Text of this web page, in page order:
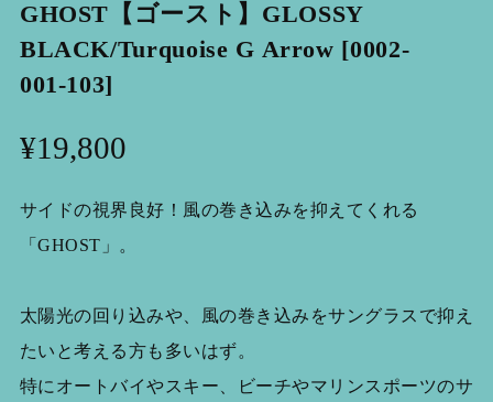
GHOST【ゴースト】GLOSSY
BLACK/Turquoise G Arrow [0002-
001-103]
¥19,800
サイドの視界良好！風の巻き込みを抑えてくれる
「GHOST」。
太陽光の回り込みや、風の巻き込みをサングラスで抑え
たいと考える方も多いはず。
特にオートバイやスキー、ビーチやマリンスポーツのサ